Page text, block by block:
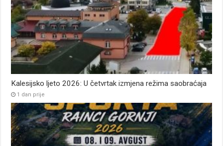
Kalesijsko ljeto 2026: U četvrtak izmjena režima saobraćaja
1 dan prije